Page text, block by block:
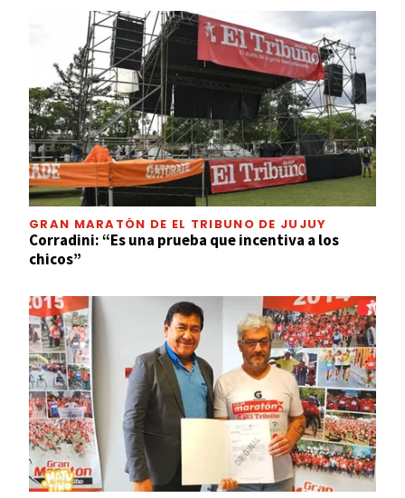
GRAN MARATÓN DE EL TRIBUNO DE JUJUY
Corradini: “Es una prueba que incentiva a los
chicos”